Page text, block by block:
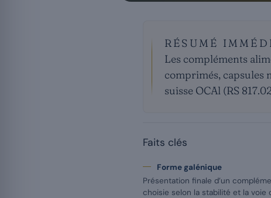
RÉSUMÉ
Les compléments
comprimés, capsules
suisse OCAl (RS
Faits clés
Forme galénique
Présentation finale d’un
choisie selon la stabilité et la voie